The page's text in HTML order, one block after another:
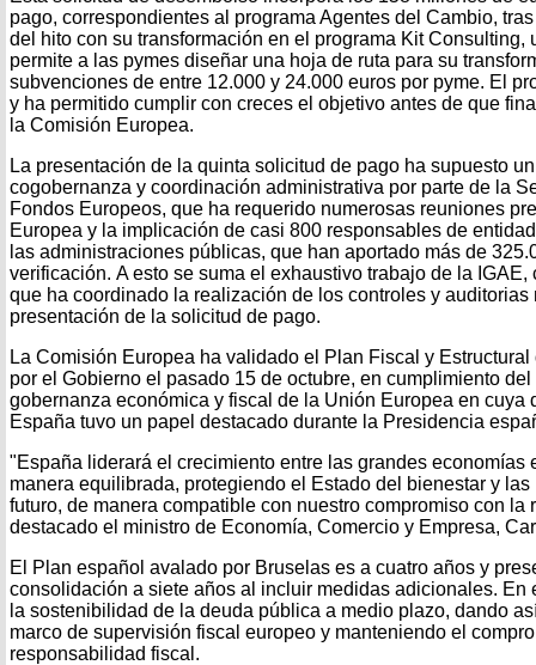
pago, correspondientes al programa Agentes del Cambio,
del hito con su transformación en el programa Kit Consulting,
permite a las pymes diseñar una hoja de ruta para su
subvenciones de entre 12.000 y 24.000 euros por pyme. El
y ha permitido cumplir con creces el objetivo antes de que
la Comisión Europea.
La presentación de la quinta solicitud de pago ha supuesto
cogobernanza y coordinación administrativa por parte de la
Fondos Europeos, que ha requerido numerosas reuniones
Europea y la implicación de casi 800 responsables de
las administraciones públicas, que han aportado más de
verificación. A esto se suma el exhaustivo trabajo de la IGAE,
que ha coordinado la realización de los controles y auditorias
presentación de la solicitud de pago.
La Comisión Europea ha validado el Plan Fiscal y
por el Gobierno el pasado 15 de octubre, en cumplimiento
gobernanza económica y fiscal de la Unión Europea en cuya
España tuvo un papel destacado durante la Presidencia
"España liderará el crecimiento entre las grandes economías
manera equilibrada, protegiendo el Estado del bienestar y
futuro, de manera compatible con nuestro compromiso con
destacado el ministro de Economía, Comercio y Empresa,
El Plan español avalado por Bruselas es a cuatro años y
consolidación a siete años al incluir medidas adicionales. En
la sostenibilidad de la deuda pública a medio plazo, dando
marco de supervisión fiscal europeo y manteniendo el
responsabilidad fiscal.